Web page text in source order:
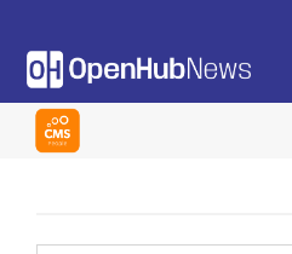
contenido